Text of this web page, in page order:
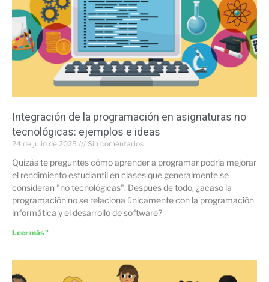
Integración de la programación en asignaturas no
tecnológicas: ejemplos e ideas
24 de julio de 2025 Sin comentarios
Quizás te preguntes cómo aprender a programar podría mejorar
el rendimiento estudiantil en clases que generalmente se
consideran "no tecnológicas". Después de todo, ¿acaso la
programación no se relaciona únicamente con la programación
informática y el desarrollo de software?
Leer más "